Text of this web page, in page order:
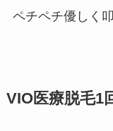
ペチペチ優しく
VIO医療脱毛1